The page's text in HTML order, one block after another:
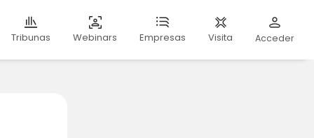
Tribunas Webinars Empresas Visita Acceder